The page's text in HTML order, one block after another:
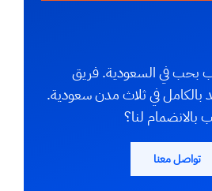
بحب في السعودية. فريق
في ثلاث مدن سعودية.
بالانضمام لنا؟
تواصل معنا